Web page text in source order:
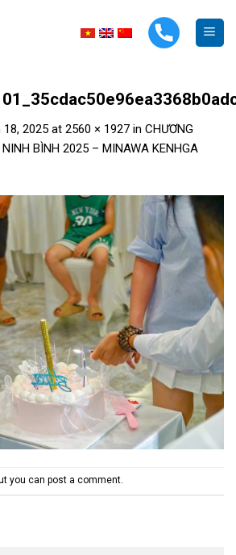
18, 2025 at 2560 × 1927 in CHƯƠNG
BÌNH 2025 – MINAWA KENHGA
you can post a comment.